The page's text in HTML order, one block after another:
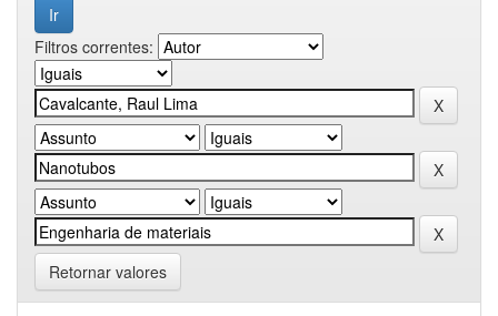
Filtros correntes:
Retornar valores